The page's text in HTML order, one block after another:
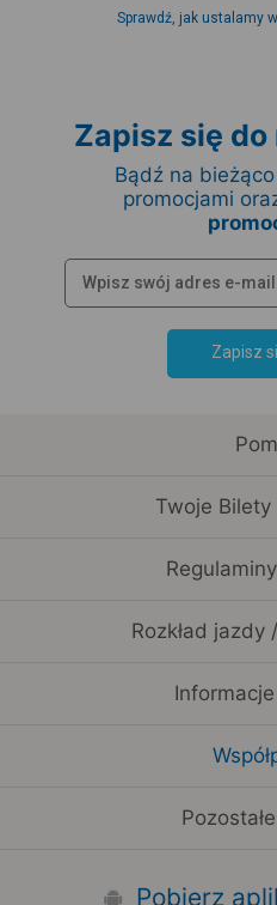
Sprawdź, jak ustalamy
Zapisz się
Bądź na
promocjami
Zapisz
Twoje
Rozkład jazdy
Informacje
Pobierz